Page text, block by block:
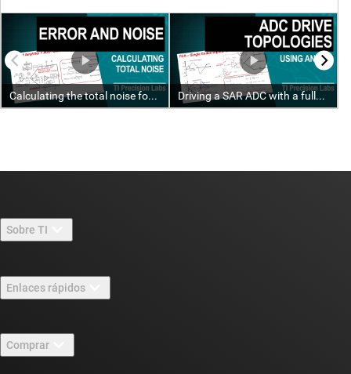
Sobre TI
Carreras laborales
Sala de redacción
Enlaces rápidos
Foros de soporte de diseño de TI E2E™
Comprar